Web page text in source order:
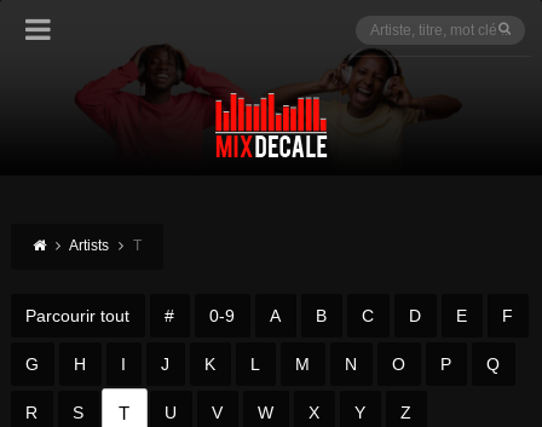
Artists T
Parcourir tout # 0-9 A B C D E F
G H I J K L M N O P Q
R S T U V W X Y Z